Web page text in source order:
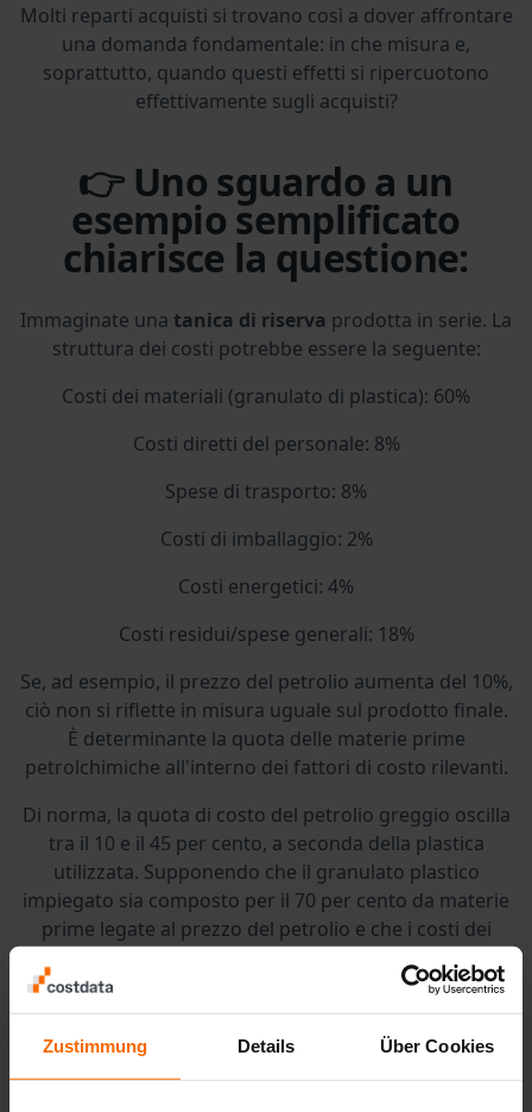
Zustimmung Details Über Cookies
Molti reparti acquisti si trovano così a dover affrontare
una domanda fondamentale: in che misura e,
soprattutto, quando questi effetti si ripercuotono
effettivamente sugli acquisti?
👉 Uno sguardo a un
esempio semplificato
chiarisce la questione:
Immaginate una tanica di riserva prodotta in serie. La
struttura dei costi potrebbe essere la seguente:
Costi dei materiali (granulato di plastica): 60%
Costi diretti del personale: 8%
Spese di trasporto: 8%
Costi di imballaggio: 2%
Costi energetici: 4%
Costi residui/spese generali: 18%
Se, ad esempio, il prezzo del petrolio aumenta del 10%,
ciò non si riflette in misura uguale sul prodotto finale.
È determinante la quota delle materie prime
petrolchimiche all'interno dei fattori di costo rilevanti.
Di norma, la quota di costo del petrolio greggio oscilla
tra il 10 e il 45 per cento, a seconda della plastica
utilizzata. Supponendo che il granulato plastico
impiegato sia composto per il 70 per cento da materie
prime legate al prezzo del petrolio e che i costi dei
precedenza, il 60 per cento dei costi totali, tale
andamentocomporterebbeun aumento dei costi
complessivi di circail 4,2 per cento.